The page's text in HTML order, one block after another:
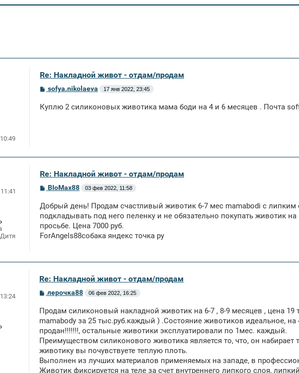
Re: Накладной живот - отдам/продам
С
б
sofya.nikolaeva 17 янв 2022, 23:45
Куплю 2 силиконовых животика мама боди на 4 и 6 месяцев . Почта
Re: Накладной живот - отдам/продам
С
б
щ
е
н
и
BIoMax88 03 фев 2022, 11:58
Добрый день! Продам счастливый животик 6-7 мес mamabodi с
подкладывать под него пеленку и не обязательно покупать животик
просьбе. Цена 7000 руб.
ForAngels88собака яндекс точка ру
Re: Накладной живот - отдам/продам
С
б
щ
н
и
лерочка88 06 фев 2022, 16:25
Продам силиконовый накладной животик на 6-7 , 8-9 месяцев , цена
mamabody за 25 тыс.руб.каждый ) .Состояние животиков идеальное,
продан!!!!!!!, остальные животики эксплуатировали по 1мес. каждый.
Преимуществом силиконового животика является то, что, он набирает
животику вы почувствуете теплую плоть.
Выполнен из лучших материалов применяемых на западе, в
Животик фиксируется на теле за счет внутреннего липкого слоя,